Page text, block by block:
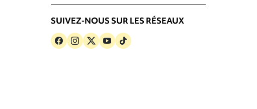
SUIVEZ-NOUS SUR LES RÉSEAUX